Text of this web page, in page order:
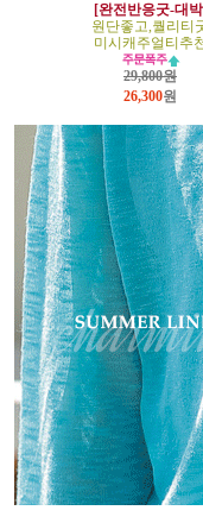
[완전반응굿-대
원단좋고,퀄리티
미시캐주얼티추
29,800원
26,300원